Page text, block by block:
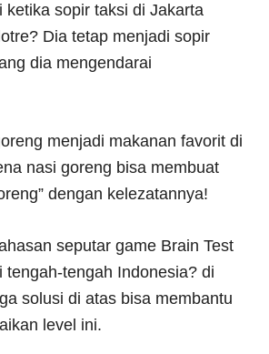
ketika sopir taksi di Jakarta
Dia tetap menjadi sopir
dia mengendarai
menjadi makanan favorit di
nasi goreng bisa membuat
dengan kelezatannya!
seputar game Brain Test
tengah-tengah Indonesia? di
solusi di atas bisa membantu
level ini.